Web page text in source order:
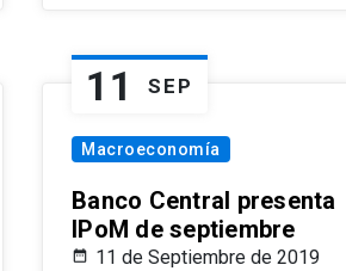
11 SEP
Macroeconomía
Banco Central presenta
IPoM de septiembre
11 de Septiembre de 2019